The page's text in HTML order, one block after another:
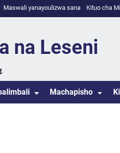
Kituo cha
Maswali yanayoulizwa sana
na Leseni
Machapisho